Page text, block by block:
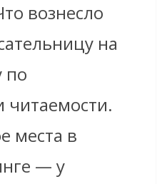
вознесло
на
по
читаемости.
места в
— у